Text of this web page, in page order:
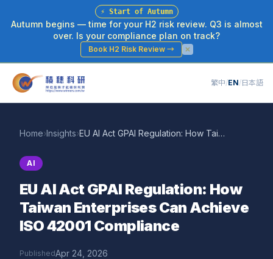
⚡ Start of Autumn
Autumn begins — time for your H2 risk review. Q3 is almost
over. Is your compliance plan on track?
Book H2 Risk Review→
繁中/EN/日本語
Home›Insights› EU AI Act GPAI Regulation: How Taiwan Enterprises Can Achieve ISO 42001 Compliance
AI
EU AI Act GPAI Regulation: How
Taiwan Enterprises Can Achieve
ISO 42001 Compliance
PublishedApr 24, 2026